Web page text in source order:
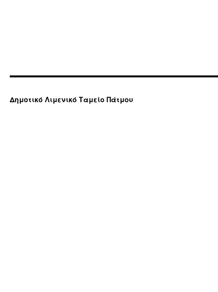
Δημοτικό Λιμενικό Ταμείο Πάτμου